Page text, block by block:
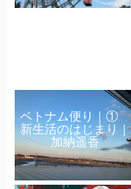
ベトナム便り｜①
新生活のはじまり｜
加納遥香